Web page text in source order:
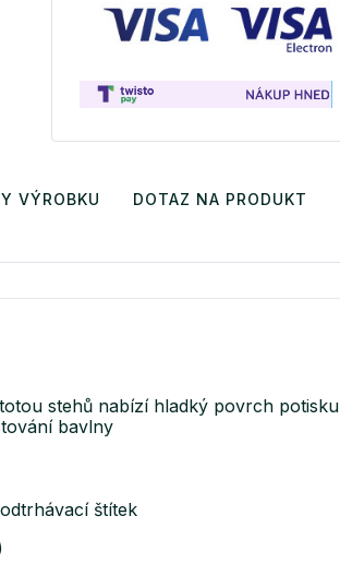
VÝROBKU DOTAZ NA PRODUKT
stehů nabízí hladký povrch potisku
bavlny
štítek